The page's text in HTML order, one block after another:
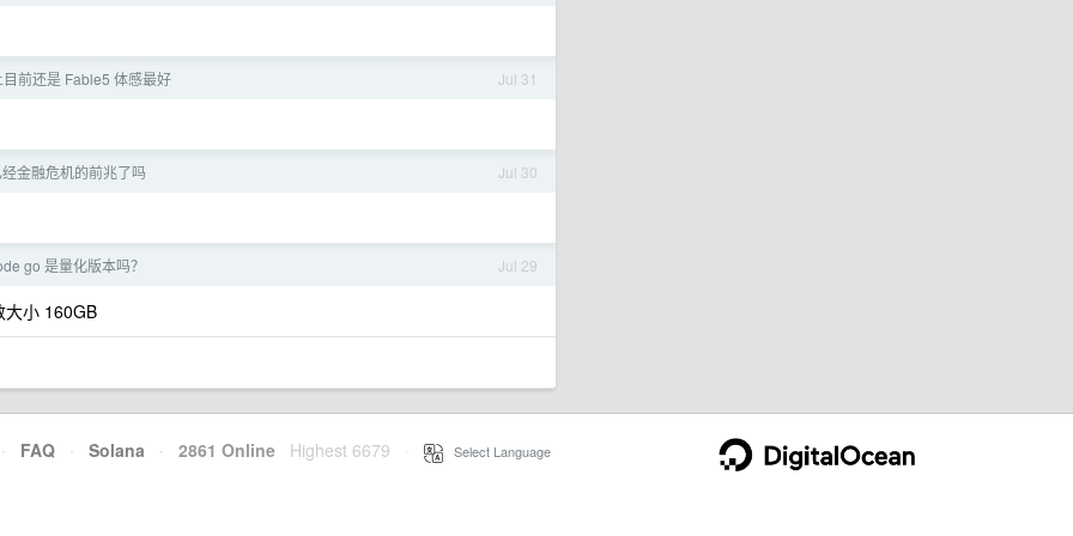
Jul 31
前还是 Fable5 体感最好
Jul 30
金融危机的前兆了吗
Jul 29
go 是量化版本吗？
大小 160GB
· FAQ · Solana · 2861 Online Highest 6679 Select Language